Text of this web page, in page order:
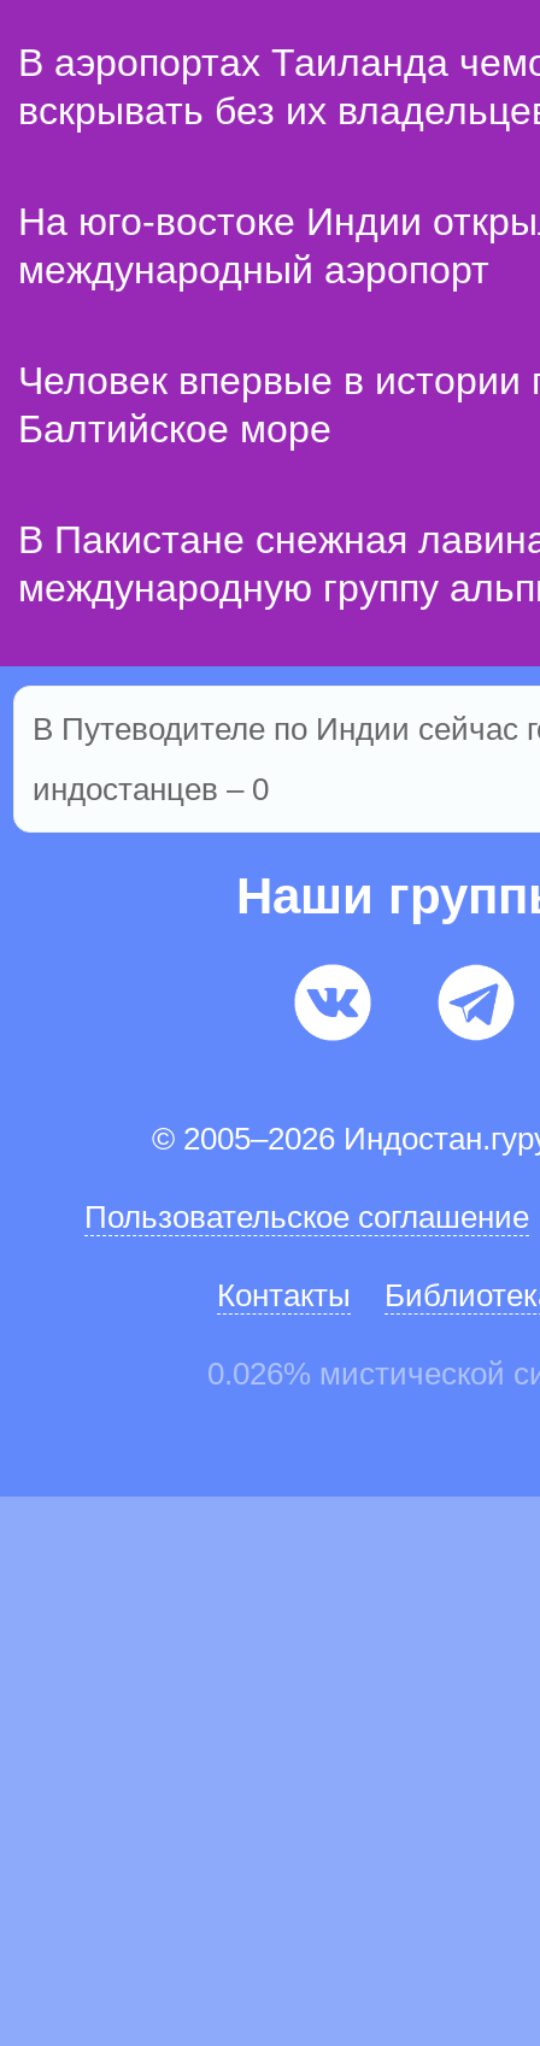
В аэропортах Таиланда
вскрывать без их
На юго-востоке Индии
международный аэропорт
Человек впервые в истории
Балтийское море
В Пакистане снежная
международную группу
В Путеводителе по Индии сейчас
индостанцев – 0
Наши
© 2005–2026
Пользовательское соглашение
Контакты
0.026% мистической